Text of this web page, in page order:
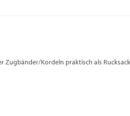
Zugbänder/Kordeln praktisch als